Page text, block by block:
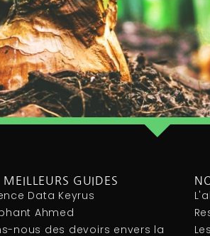
MEILLEURS GUIDES
Data Keyrus
Ahmed
nous des devoirs envers la